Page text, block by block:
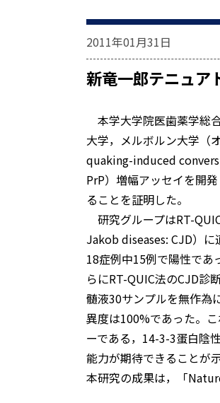
2011年01月31日
新竜一郎テニュ
本学大学院医歯薬学総
大学，メルボルン大学（
quaking-induced
PrP）増幅アッセイを開
ることを証明した。
研究グループはRT-
Jakob diseases: CJD）に
18症例中15例で陽性であ
らにRT-QUIC法のCJD診
髄液30サンプルを無作為
異度は100%であった。
ーである，14-3-3蛋白陰
能力が期待できることが
本研究の成果は，「